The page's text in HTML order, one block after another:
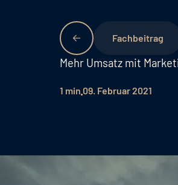
Fachbeitrag
Mehr Umsatz mit
1 min 09. Februar 2021